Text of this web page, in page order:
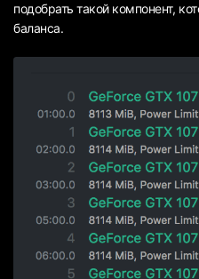
подобрать такой компонент,
баланса.